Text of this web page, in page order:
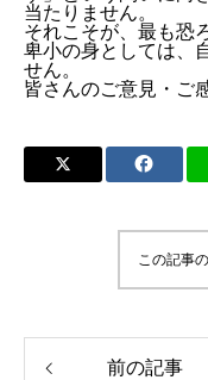
当たりません。
それこそが、最も恐
卑小の身としては、
せん。
皆さんのご意見・ご
この記事
前の記事
「AIによる支配」
「AI民主主義」と